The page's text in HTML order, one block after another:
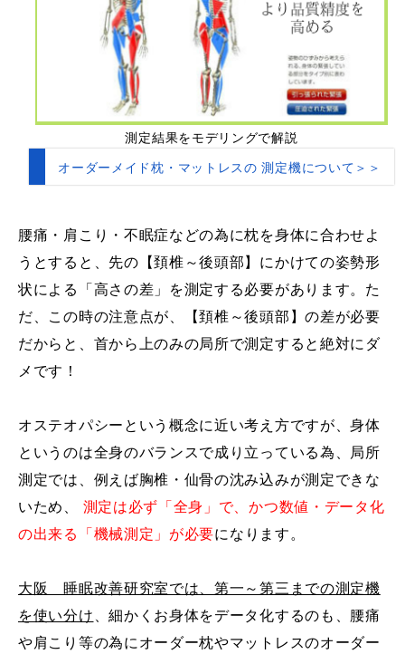
測定結果をモデリングで解説
オーダーメイド枕・マットレスの 測定機について＞＞
腰痛・肩こり・不眠症などの為に枕を身体に合わせよ
うとすると、先の【頚椎～後頭部】にかけての姿勢形
状による「高さの差」を測定する必要があります。た
だ、この時の注意点が、【頚椎～後頭部】の差が必要
だからと、首から上のみの局所で測定すると絶対にダ
メです！
オステオパシーという概念に近い考え方ですが、身体
というのは全身のバランスで成り立っている為、局所
測定では、例えば胸椎・仙骨の沈み込みが測定できな
いため、 測定は必ず「全身」で、かつ数値・データ化
の出来る「機械測定」が必要になります。
大阪 睡眠改善研究室では、第一～第三までの測定機
を使い分け、細かくお身体をデータ化するのも、腰痛
や肩こり等の為にオーダー枕やマットレスのオーダー